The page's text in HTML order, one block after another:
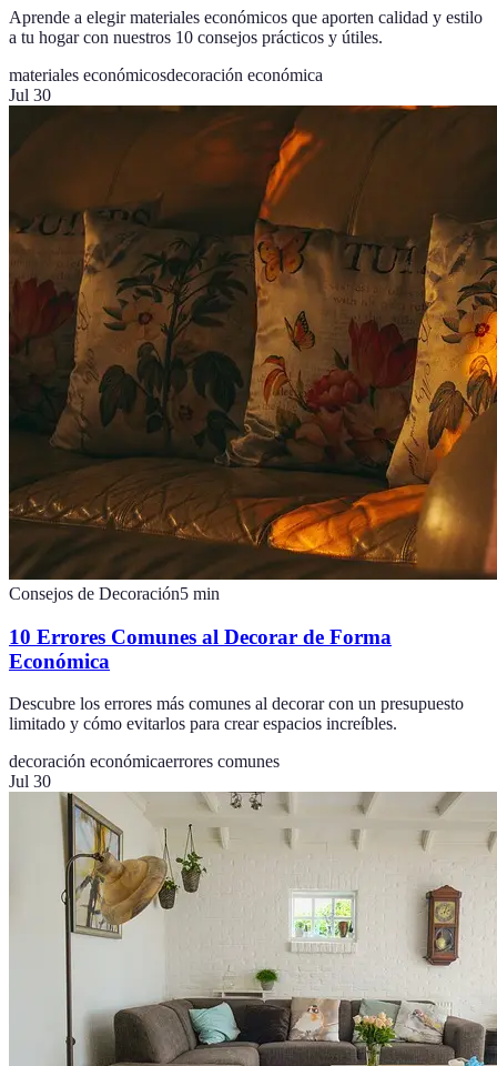
Aprende a elegir materiales económicos que aporten calidad y estilo
a tu hogar con nuestros 10 consejos prácticos y útiles.
materiales económicosdecoración económica
Jul 30
Consejos de Decoración5 min
10 Errores Comunes al Decorar de Forma
Económica
Descubre los errores más comunes al decorar con un presupuesto
limitado y cómo evitarlos para crear espacios increíbles.
decoración económicaerrores comunes
Jul 30